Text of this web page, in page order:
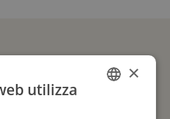
×
utilizza